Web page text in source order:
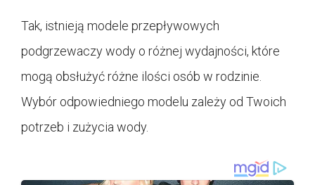
Tak, istnieją modele przepływowych
podgrzewaczy wody o różnej wydajności, które
mogą obsłużyć różne ilości osób w rodzinie.
Wybór odpowiedniego modelu zależy od Twoich
potrzeb i zużycia wody.